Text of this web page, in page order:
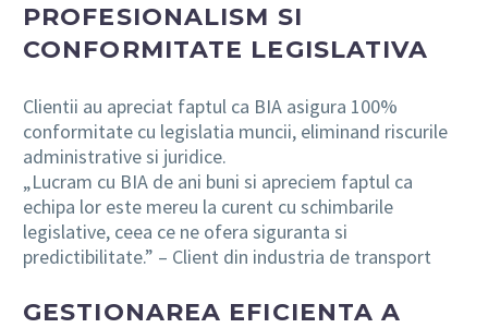
PROFESIONALISM SI
CONFORMITATE LEGISLATIVA
Clientii au apreciat faptul ca BIA asigura 100%
conformitate cu legislatia muncii, eliminand riscurile
administrative si juridice.
„Lucram cu BIA de ani buni si apreciem faptul ca
echipa lor este mereu la curent cu schimbarile
legislative, ceea ce ne ofera siguranta si
predictibilitate.” – Client din industria de transport
GESTIONAREA EFICIENTA A